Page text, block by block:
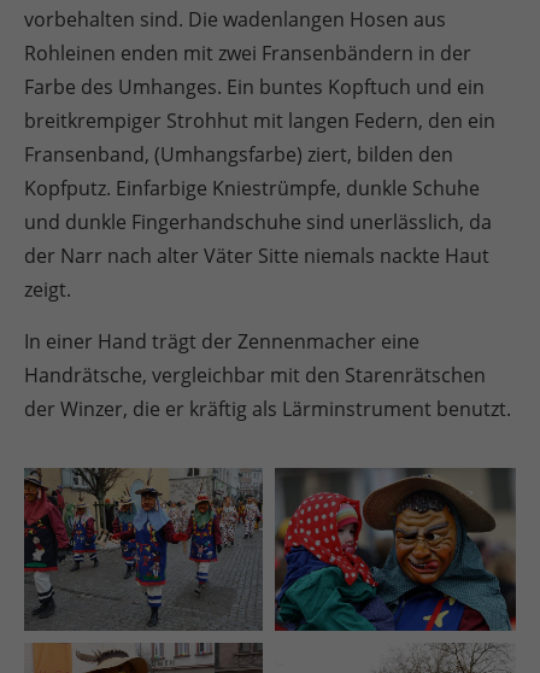
massa. Cum sociis natoque penatibus et magnis
dis parturient montes, nascetur ridiculus mus.
Donec quam felis, ultricies nec.
vorbehalten sind. Die wadenlangen Hosen aus
Rohleinen enden mit zwei Fransenbändern in der
Farbe des Umhanges. Ein buntes Kopftuch und ein
breitkrempiger Strohhut mit langen Federn, den ein
Fransenband, (Umhangsfarbe) ziert, bilden den
Kopfputz. Einfarbige Kniestrümpfe, dunkle Schuhe
und dunkle Fingerhandschuhe sind unerlässlich, da
der Narr nach alter Väter Sitte niemals nackte Haut
zeigt.
In einer Hand trägt der Zennenmacher eine
Handrätsche, vergleichbar mit den Starenrätschen
der Winzer, die er kräftig als Lärminstrument benutzt.